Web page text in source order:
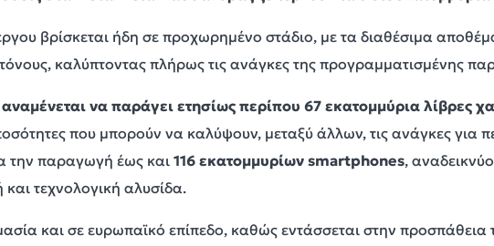
βρίσκεται ήδη σε προχωρημένο στάδιο, με τα διαθέσιμα
καλύπτοντας πλήρως τις ανάγκες της προγραμματισμένης
αναμένεται να παράγει ετησίως περίπου 67 εκατομμύρια λίβρες
που μπορούν να καλύψουν, μεταξύ άλλων, τις ανάγκες για
την παραγωγή έως και 116 εκατομμυρίων smartphones,
τεχνολογική αλυσίδα.
και σε ευρωπαϊκό επίπεδο, καθώς εντάσσεται στην